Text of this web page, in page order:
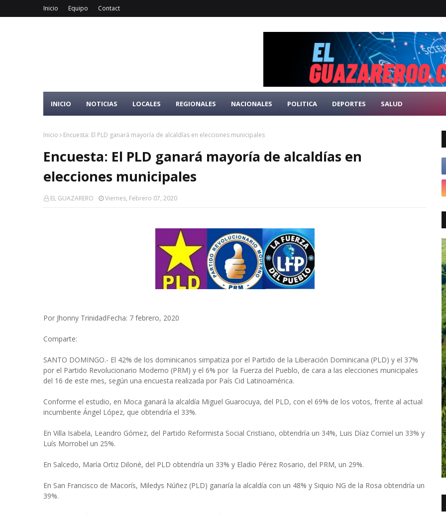
Inicio Equipo Contact
INICIO NOTICIAS LOCALES REGIONALES NACIONALES POLITICA DEPORTES SALUD
Inicio Encuesta: El PLD ganará mayoría de alcaldías en elecciones municipales
Encuesta: El PLD ganará mayoría de alcaldías en
elecciones municipales
EL GUAZARERO Viernes, Febrero 07, 2020
Por Jhonny TrinidadFecha: 7 febrero, 2020
Comparte:
SANTO DOMINGO.- El 42% de los dominicanos simpatiza por el Partido de la Liberación Dominicana (PLD) y el 37%
por el Partido Revolucionario Moderno (PRM) y el 6% por la Fuerza del Pueblo, de cara a las elecciones municipales
del 16 de este mes, según una encuesta realizada por País Cid Latinoamérica.
Conforme el estudio, en Moca ganará la alcaldía Miguel Guarocuya, del PLD, con el 69% de los votos, frente al actual
incumbente Ángel López, que obtendría el 33%.
En Villa Isabela, Leandro Gómez, del Partido Reformista Social Cristiano, obtendría un 34%, Luis Díaz Corniel un 33% y
Luís Morrobel un 25%.
En Salcedo, María Ortiz Diloné, del PLD obtendría un 33% y Eladio Pérez Rosario, del PRM, un 29%.
En San Francisco de Macorís, Miledys Núñez (PLD) ganaría la alcaldía con un 48% y Siquio NG de la Rosa obtendría un
39%.